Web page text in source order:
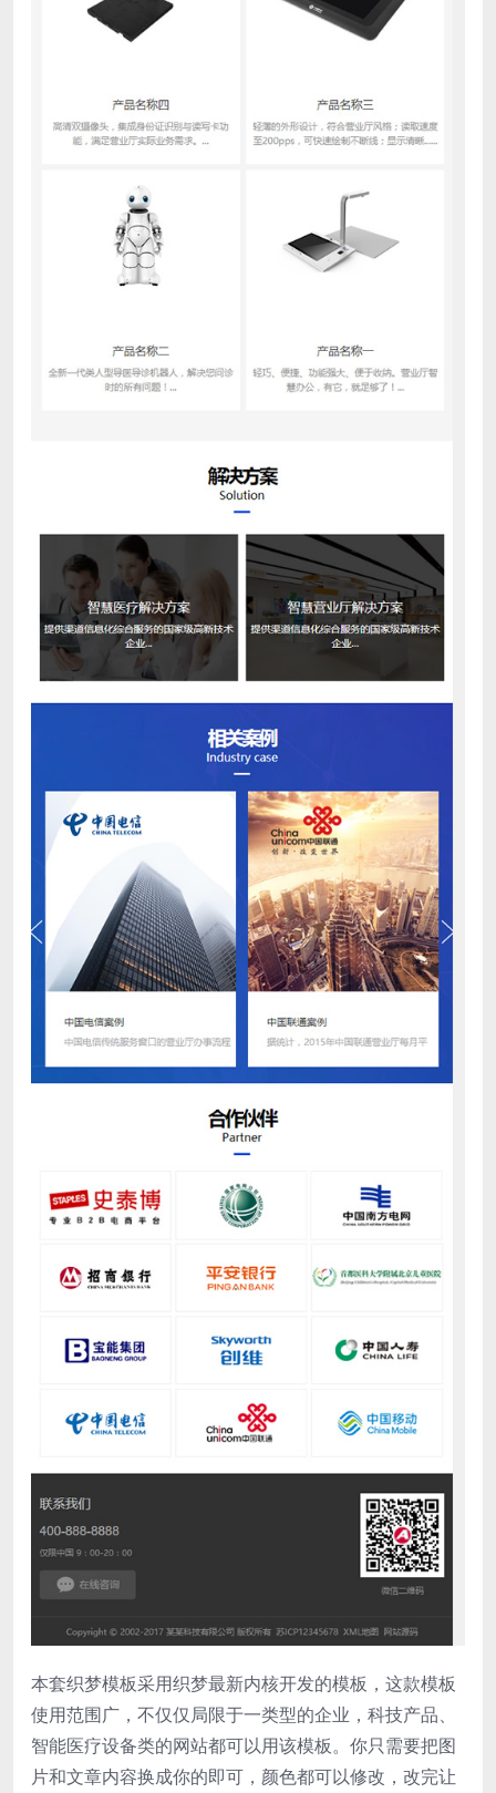
本套织梦模板采用织梦最新内核开发的模板，这款模板
使用范围广，不仅仅局限于一类型的企业，科技产品、
智能医疗设备类的网站都可以用该模板。你只需要把图
片和文章内容换成你的即可，颜色都可以修改，改完让